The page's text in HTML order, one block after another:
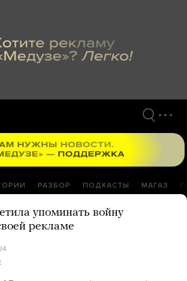
РАЗБОР ПОДКАСТЫ МАГАЗ
упоминать войну
рекламе